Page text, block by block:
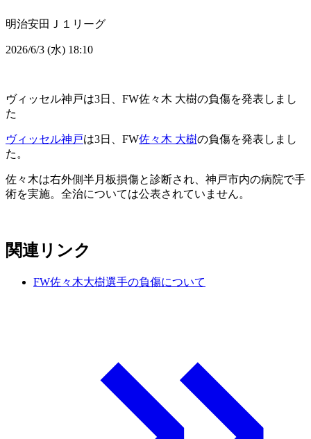
明治安田Ｊ１リーグ
2026/6/3 (水) 18:10
ヴィッセル神戸は3日、FW佐々木 大樹の負傷を発表しまし
た
ヴィッセル神戸は3日、FW佐々木 大樹の負傷を発表しまし
た。
佐々木は右外側半月板損傷と診断され、神戸市内の病院で手
術を実施。全治については公表されていません。
関連リンク
FW佐々木大樹選手の負傷について